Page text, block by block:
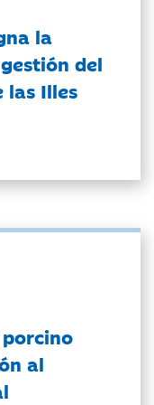
la
del
las Illes
al